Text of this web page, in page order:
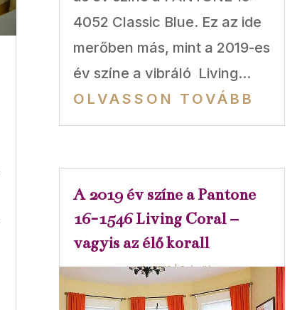
4052 Classic Blue. Ez az ide
merőben más, mint a 2019-es
év színe a vibráló Living...
OLVASSON TOVÁBB
A 2019 év színe a Pantone
16-1546 Living Coral –
vagyis az élő korall
jan 3, 2019|Színvilág